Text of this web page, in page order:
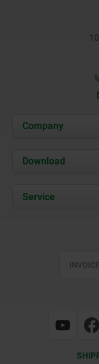
Company
About us
Contact
Download
Service